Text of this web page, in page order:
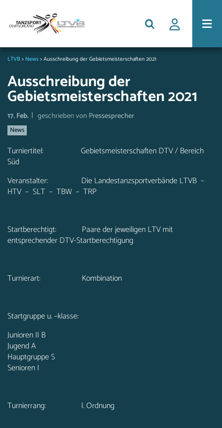
LTVB> News>Ausschreibung der Gebietsmeisterschaften 2021
Ausschreibung der
Gebietsmeisterschaften 2021
17. Feb. | geschrieben von Pressesprecher
News
Turniertitel: Gebietsmeisterschaften DTV / Bereich
Süd
Veranstalter: Die Landestanzsportverbände LTVB –
HTV – SLT – TBW – TRP
Startberechtigt: Paare der jeweiligen LTV mit
entsprechender DTV-Startberechtigung
Turnierart: Kombination
Startgruppe u. –klasse:
Junioren II B
Jugend A
Hauptgruppe S
Senioren I
Turnierrang: I. Ordnung